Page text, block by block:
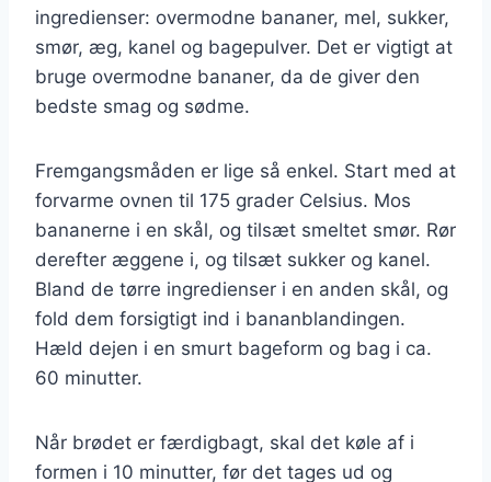
ingredienser: overmodne bananer, mel, sukker,
smør, æg, kanel og bagepulver. Det er vigtigt at
bruge overmodne bananer, da de giver den
bedste smag og sødme.
Fremgangsmåden er lige så enkel. Start med at
forvarme ovnen til 175 grader Celsius. Mos
bananerne i en skål, og tilsæt smeltet smør. Rør
derefter æggene i, og tilsæt sukker og kanel.
Bland de tørre ingredienser i en anden skål, og
fold dem forsigtigt ind i bananblandingen.
Hæld dejen i en smurt bageform og bag i ca.
60 minutter.
Når brødet er færdigbagt, skal det køle af i
formen i 10 minutter, før det tages ud og